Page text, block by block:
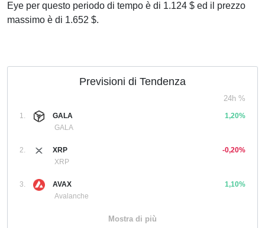
Eye per questo periodo di tempo è di 1.124 $ ed il prezzo
massimo è di 1.652 $.
Previsioni di Tendenza
24h %
1.
GALA
GALA
1,20%
2.
XRP
XRP
-0,20%
3.
AVAX
Avalanche
1,10%
Mostra di più